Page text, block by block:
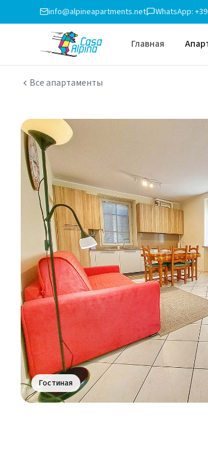
info@alpineapartments.net WhatsApp:
Главная
Все апартаменты
Гостиная